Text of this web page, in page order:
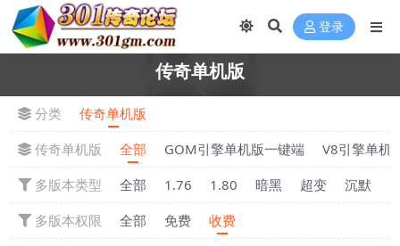
登录
传奇单机版
分类
传奇单机版
传奇单机版
全部 GOM引擎单机版一键端
V8引擎单机
多版本类型
全部 1.76 1.80 暗黑 超变 沉默
多版本权限
全部 免费
收费